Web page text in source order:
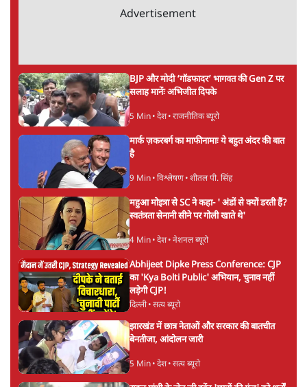
Advertisement
BJP और मोदी ‘गॉडफादर’ भागवत की Gen Z पर
सलाह मानेंः अभिजीत दिपके
5 Min• देश• राजनीतिक ब्यूरो
मार्क ज़करबर्ग का माफीनामाः ये बहुत अंदर की बात
है
9 Min• विश्लेषण• शीतल पी. सिंह
महुआ मोइत्रा से SC ने कहा- ' अंडों से क्यों डरती हैं?
स्वतंत्रता सेनानी सीने पर गोली खाते थे'
4 Min• देश• नेशनल ब्यूरो
Abhijeet Dipke Press Conference: CJP
का 'Kya Bolti Public' अभियान, चुनाव नहीं
लड़ेगी CJP!
दिल्ली• सत्य ब्यूरो
झारखंड में छात्र नेताओं और सरकार की बातचीत
बेनतीजा, आंदोलन जारी
5 Min• देश• सत्य ब्यूरो